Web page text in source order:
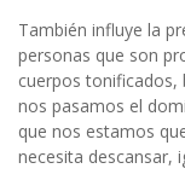
También influye la
personas que son
cuerpos tonificados,
nos pasamos el
que nos estamos
necesita descansar,